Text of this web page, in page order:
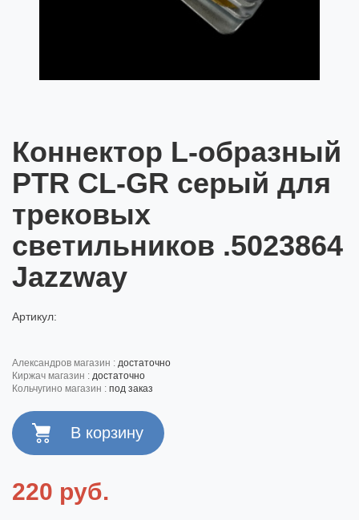
Коннектор L-образный
PTR CL-GR серый для
трековых
светильников .5023864
Jazzway
Артикул:
александров магазин : достаточно
киржач магазин : достаточно
кольчугино магазин : под заказ
220 руб.